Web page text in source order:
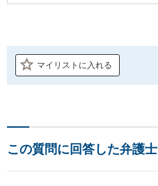
マイリストに入れる
この質問に回答した弁護士